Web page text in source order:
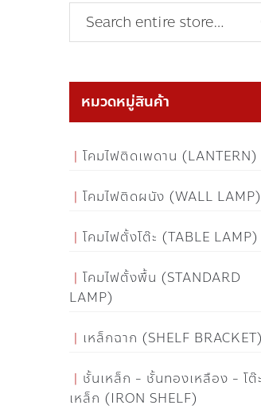
หมวดหมู่สินค้า
โคมไฟติดเพดาน (LANTERN)
โคมไฟติดผนัง (WALL LAMP)
โคมไฟตั้งโต๊ะ (TABLE LAMP)
โคมไฟตั้งพื้น (STANDARD
LAMP)
เหล็กฉาก (SHELF BRACKET)
ชั้นเหล็ก - ชั้นทองเหลือง - โต๊ะ
เหล็ก (IRON SHELF)